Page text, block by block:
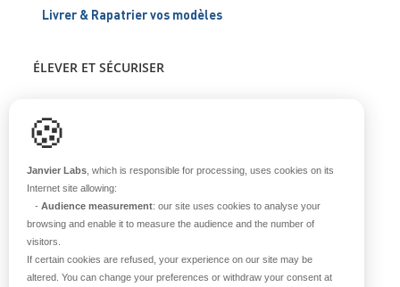
Livrer & Rapatrier vos modèles
ÉLEVER ET SÉCURISER
Blog
À PROPOS
Notre histoire
Nos équipes
🍪
Janvier Labs , which is responsible for processing, uses cookies on its
Internet site allowing:
- Audience measurement: our site uses cookies to analyse your
browsing and enable it to measure the audience and the number of
visitors.
If certain cookies are refused, your experience on our site may be
altered. You can change your preferences or withdraw your consent at